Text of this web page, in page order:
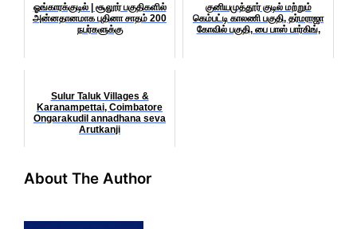
ஓங்காரக்குடில் | சூலூர் பகுதிகளில்
அன்னதானமாக புதினா சாதம் 200
நபர்களுக்கு
குனியமுத்தூர் குடில் மற்றும்
கெம்பட்டி காலணி பகுதி, தர்மராஜா
கோவில் பகுதி, பை பாஸ் பார்கிங்,
Sulur Taluk Villages &
Karanampettai, Coimbatore
Ongarakudil annadhana seva
Arutkanji
About The Author